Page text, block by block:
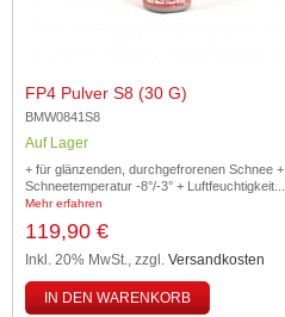
FP4 Pulver S8 (30 G)
BMW0841S8
Auf Lager
+ für glänzenden, durchgefrorenen Schnee +
Schneetemperatur -8°/-3° + Luftfeuchtigkeit...
Mehr erfahren
119,90 €
Inkl. 20% MwSt., zzgl. Versandkosten
IN DEN WARENKORB